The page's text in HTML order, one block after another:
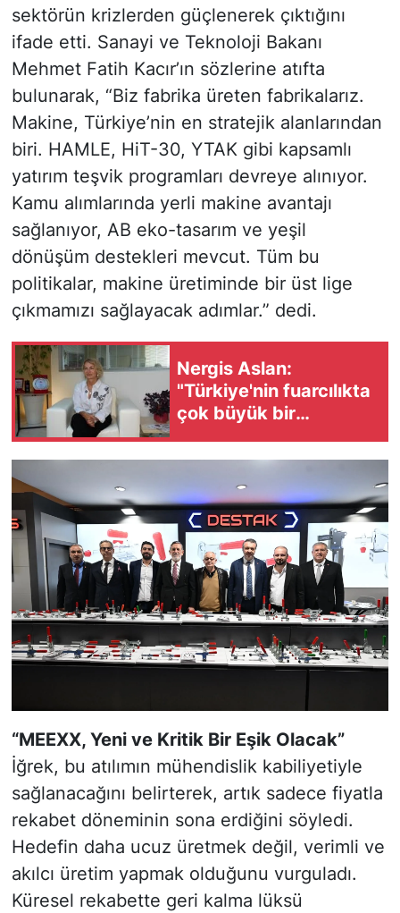
sektörün krizlerden güçlenerek çıktığını
ifade etti. Sanayi ve Teknoloji Bakanı
Mehmet Fatih Kacır’ın sözlerine atıfta
bulunarak, “Biz fabrika üreten fabrikalarız.
Makine, Türkiye’nin en stratejik alanlarından
biri. HAMLE, HiT-30, YTAK gibi kapsamlı
yatırım teşvik programları devreye alınıyor.
Kamu alımlarında yerli makine avantajı
sağlanıyor, AB eko-tasarım ve yeşil
dönüşüm destekleri mevcut. Tüm bu
politikalar, makine üretiminde bir üst lige
çıkmamızı sağlayacak adımlar.” dedi.
Nergis Aslan:
"Türkiye'nin fuarcılıkta
çok büyük bir
“MEEXX, Yeni ve Kritik Bir Eşik Olacak”
İğrek, bu atılımın mühendislik kabiliyetiyle
sağlanacağını belirterek, artık sadece fiyatla
rekabet döneminin sona erdiğini söyledi.
Hedefin daha ucuz üretmek değil, verimli ve
akılcı üretim yapmak olduğunu vurguladı.
Küresel rekabette geri kalma lüksü